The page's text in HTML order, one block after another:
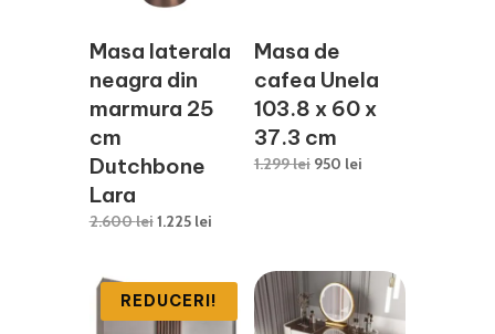
Masa laterala
neagra din
marmura 25
cm
Dutchbone
Lara
2.600leiPrețul
fost:
2.600 lei.
1.225 leiPrețul
1.225 lei.
Masa de
cafea Unela
103.8 x 60 x
37.3 cm
1.299lei Prețul
950 leiPrețul
REDUCERI!